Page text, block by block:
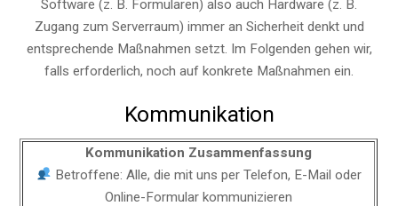
Software (z. B. Formularen) also auch Hardware (z. B.
Zugang zum Serverraum) immer an Sicherheit denkt und
entsprechende Maßnahmen setzt. Im Folgenden gehen wir,
falls erforderlich, noch auf konkrete Maßnahmen ein.
Kommunikation
Kommunikation Zusammenfassung
Betroffene: Alle, die mit uns per Telefon, E-Mail oder
Online-Formular kommunizieren